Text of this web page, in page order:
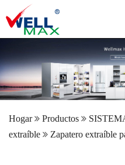
Hogar Productos
extraíble
Zapatero extraíble